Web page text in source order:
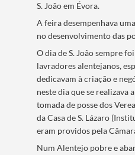
S. João em Évora.
A feira desempenhava
no desenvolvimento das
O dia de S. João sempre
lavradores alentejanos,
dedicavam à criação e
neste dia que se realizava
tomada de posse dos
da Casa de S. Lázaro
eram providos pela
Num Alentejo pobre e